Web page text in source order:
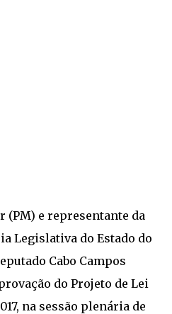
(PM) e representante da
Legislativa do Estado do
Cabo Campos
do Projeto de Lei
na sessão plenária de